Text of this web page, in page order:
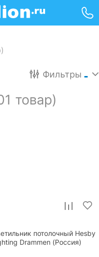
Фильтры
товар)
потолочный Hesby
Drammen (Россия)